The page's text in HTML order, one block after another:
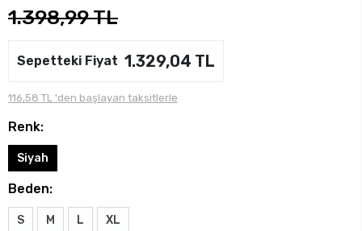
1.398,99 TL
Sepetteki Fiyat 1.329,04 TL
116,58 TL 'den başlayan taksitlerle
Renk:
Siyah
Beden:
S M L XL